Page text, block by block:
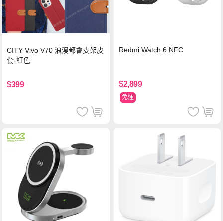
CITY Vivo V70 浪漫都會支架皮
套-紅色
$399
Redmi Watch 6 NFC
$2,899
免運